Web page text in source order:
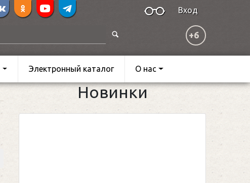
Вход
+6
Электронный каталог О нас
Новинки